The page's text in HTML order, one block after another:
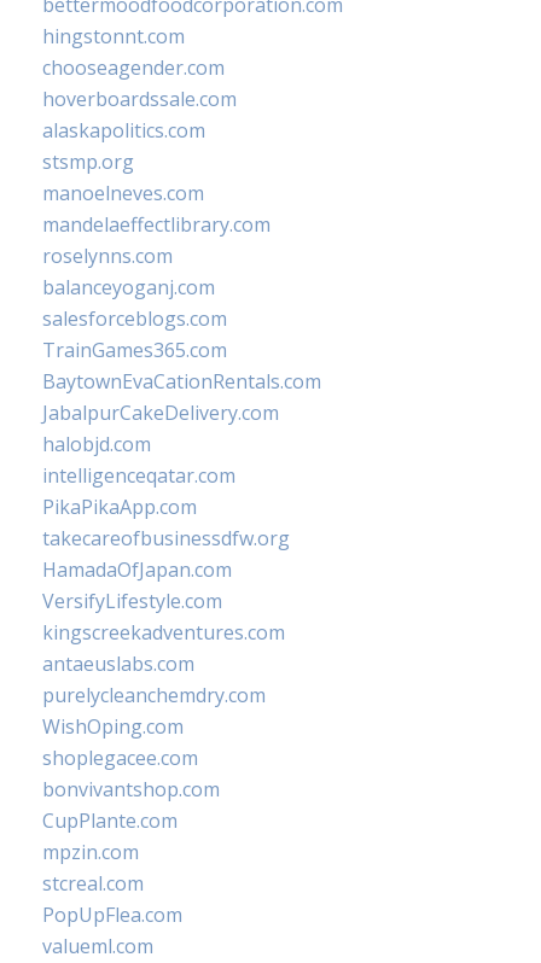
hingstonnt.com
chooseagender.com
hoverboardssale.com
alaskapolitics.com
stsmp.org
manoelneves.com
mandelaeffectlibrary.com
roselynns.com
balanceyoganj.com
salesforceblogs.com
TrainGames365.com
BaytownEvaCationRentals.com
JabalpurCakeDelivery.com
halobjd.com
intelligenceqatar.com
PikaPikaApp.com
takecareofbusinessdfw.org
HamadaOfJapan.com
VersifyLifestyle.com
kingscreekadventures.com
antaeuslabs.com
purelycleanchemdry.com
WishOping.com
shoplegacee.com
bonvivantshop.com
CupPlante.com
mpzin.com
stcreal.com
PopUpFlea.com
valueml.com